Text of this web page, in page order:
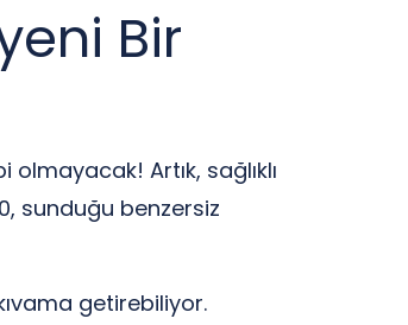
Bir
Artık, sağlıklı
sunduğu benzersiz
getirebiliyor.